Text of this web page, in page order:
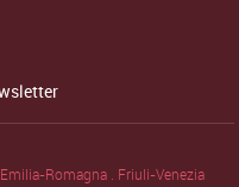
Emilia-Romagna . Friuli-Venezia